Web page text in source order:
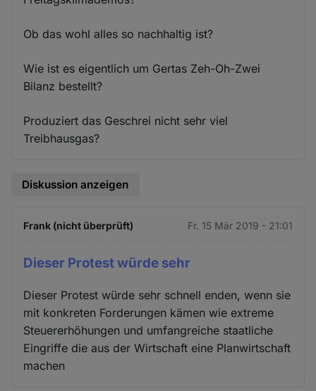
Ob das wohl alles so nachhaltig ist?
Wie ist es eigentlich um Gertas Zeh-Oh-Zwei
Bilanz bestellt?
Produziert das Geschrei nicht sehr viel
Treibhausgas?
Diskussion anzeigen
Frank (nicht überprüft) Fr. 15 Mär 2019 - 21:01
Dieser Protest würde sehr
Dieser Protest würde sehr schnell enden, wenn sie
mit konkreten Forderungen kämen wie extreme
Steuererhöhungen und umfangreiche staatliche
Eingriffe die aus der Wirtschaft eine Planwirtschaft
machen